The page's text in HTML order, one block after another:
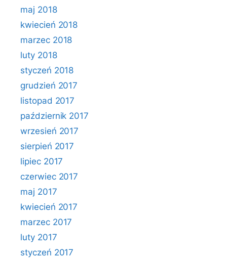
maj 2018
kwiecień 2018
marzec 2018
luty 2018
styczeń 2018
grudzień 2017
listopad 2017
październik 2017
wrzesień 2017
sierpień 2017
lipiec 2017
czerwiec 2017
maj 2017
kwiecień 2017
marzec 2017
luty 2017
styczeń 2017